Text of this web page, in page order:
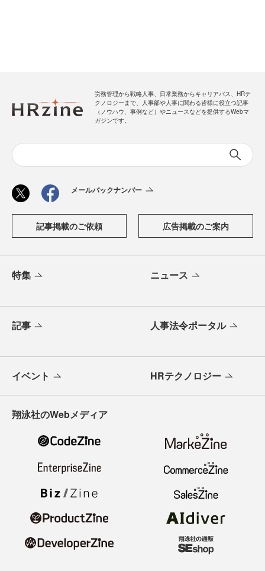
労務管理から戦略人事、日常業務からキャリアパス、HRテ
クノロジーまで、人事部や人事に関わる皆様に役立つ記事
（ノウハウ、事例など）やニュースなどを提供するWebマ
ガジンです。
メールバックナンバー
記事掲載のご依頼 広告掲載のご案内
特集 ニュース
記事 人事法令ポータル
イベント HRテクノロジー
翔泳社のWebメディア